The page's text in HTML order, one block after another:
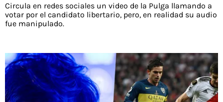
Circula en redes sociales un video de la Pulga llamando a
votar por el candidato libertario, pero, en realidad su audio
fue manipulado.